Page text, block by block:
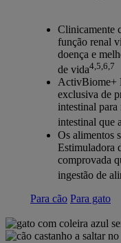
Clinicamente
função renal
doença e
de vida4,5,6,7
ActivBiome+
exclusiva de
intestinal
intestinal que
Os alimentos
Estimuladora
comprovada
ingestão de
Para cão Para gato